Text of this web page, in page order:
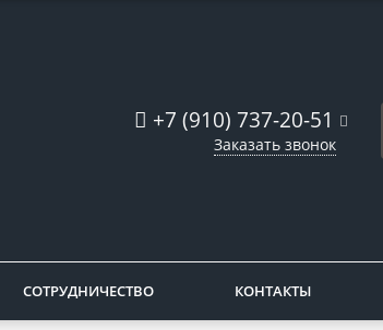
+7 (910) 737-20-51
Заказать звонок
СОТРУДНИЧЕСТВО КОНТАКТЫ